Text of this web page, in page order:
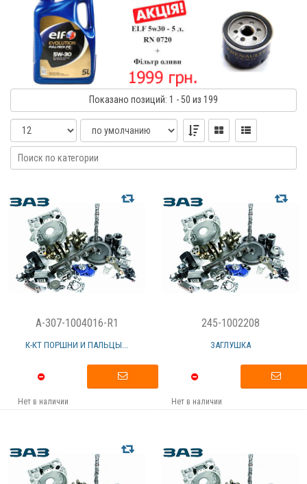
Показано позиций: 1 - 50 из 199
A-307-1004016-R1
К-КТ ПОРШНИ И ПАЛЬЦЫ...
Нет в наличии
245-1002208
ЗАГЛУШКА
Нет в наличии